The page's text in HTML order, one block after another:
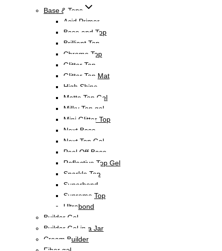
Base & Tops
Acid Primer
Base and Top
Brilliant Top
Chrome Top
Glitter Top
Glitter Top Mat
High Shine
Matte Top Gel
Milky Top gel
Mini Glitter Top
Next Base
Next Top Gel
Peel Off Base
Reflective Top Gel
Sparkle Top
Superbond
Supreme Top
Ultrabond
Builder Gel
Builder Gel in a Jar
Cream Builder